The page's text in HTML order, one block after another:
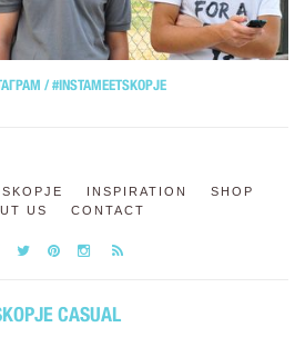
/ #INSTAMEETSKOPJE
INSPIRATION
SHOP
US
CONTACT
CASUAL